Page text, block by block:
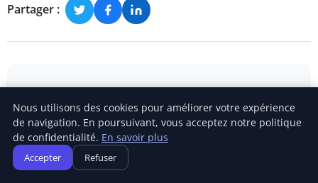
Partager :
Amandine Blanchard
Nous utilisons des cookies pour améliorer votre expérience
de navigation. En poursuivant, vous acceptez notre politique
de confidentialité. En savoir plus
Accepter Refuser